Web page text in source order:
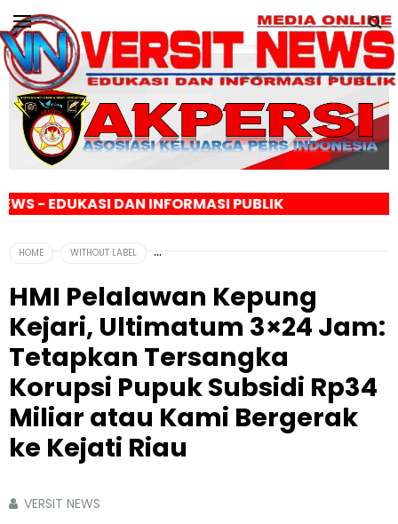
INFORMASI PUBLIK
HOME WITHOUT LABEL
HMI Pelalawan Kepung
Kejari, Ultimatum 3×24 Jam:
Tetapkan Tersangka
Korupsi Pupuk Subsidi Rp34
Miliar atau Kami Bergerak
ke Kejati Riau
VERSIT NEWS